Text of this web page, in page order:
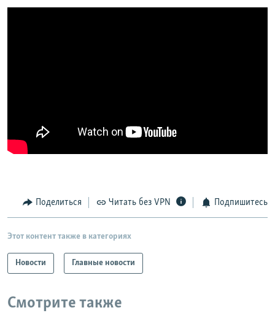
Поделиться Читать без VPN Подпишитесь
Этот контент также в категориях
Новости Главные новости
Смотрите также